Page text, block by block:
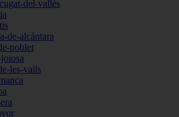
del-vallès
de-alcántara
poblet
les-valls